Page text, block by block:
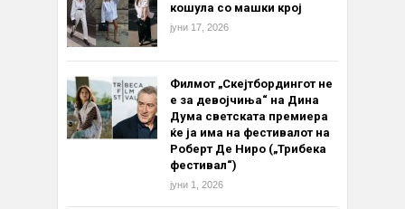
кошула со машки крој
јуни 17, 2026
Филмот „Скејтбордингот не
е за девојчиња“ на Дина
Дума светската премиера
ќе ја има на фестивалот на
Роберт Де Ниро („Трибека
фестивал“)
јуни 1, 2026